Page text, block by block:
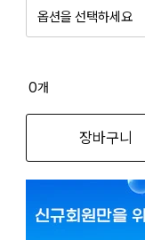
옵션을 선택하세요
WHITE(WH) 5(55)
WHITE(WH) 6(66)
0개
장바구니